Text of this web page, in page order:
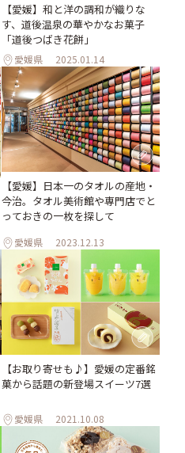
【愛媛】和と洋の調和が織りな
す、道後温泉の華やかなお菓子
「道後つばき花餅」
愛媛県 2025.01.14
【愛媛】日本一のタオルの産地・
今治。タオル美術館や専門店でと
っておきの一枚を探して
愛媛県 2023.12.13
【お取り寄せも♪】愛媛の定番銘
菓から話題の新登場スイーツ7選
愛媛県 2021.10.08